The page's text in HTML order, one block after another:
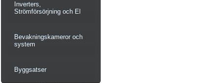
Inverters,
Strömförsörjning och El
Bevakningskameror och
system
Byggsatser